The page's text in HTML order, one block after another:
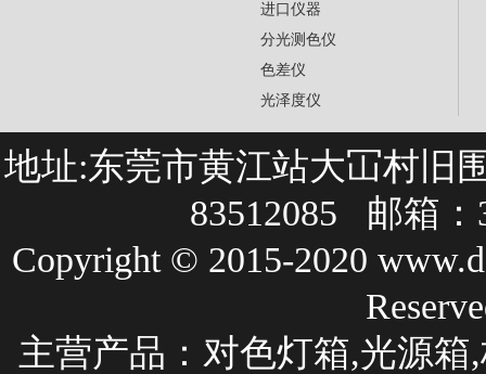
进口仪器
分光测色仪
色差仪
光泽度仪
地址:东莞市黄江站大冚村旧
83512085 邮箱：
Copyright © 2015-2020
主营产品： 对色灯箱,光源箱,